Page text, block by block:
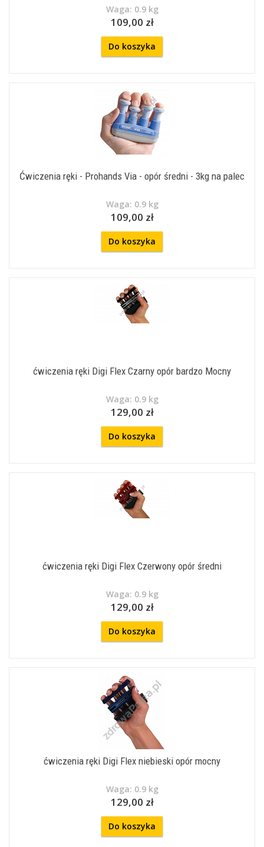
Waga: 0.9 kg
109,00 zł
Do koszyka
Ćwiczenia ręki - Prohands Via - opór średni - 3kg na palec
Waga: 0.9 kg
109,00 zł
Do koszyka
ćwiczenia ręki Digi Flex Czarny opór bardzo Mocny
Waga: 0.9 kg
129,00 zł
Do koszyka
ćwiczenia ręki Digi Flex Czerwony opór średni
Waga: 0.9 kg
129,00 zł
Do koszyka
ćwiczenia ręki Digi Flex niebieski opór mocny
Waga: 0.9 kg
129,00 zł
Do koszyka